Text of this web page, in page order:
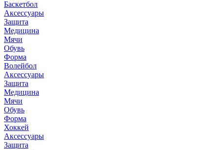
Баскетбол
Аксессуары
Защита
Медицина
Мячи
Обувь
Форма
Волейбол
Аксессуары
Защита
Медицина
Мячи
Обувь
Форма
Хоккей
Аксессуары
Защита